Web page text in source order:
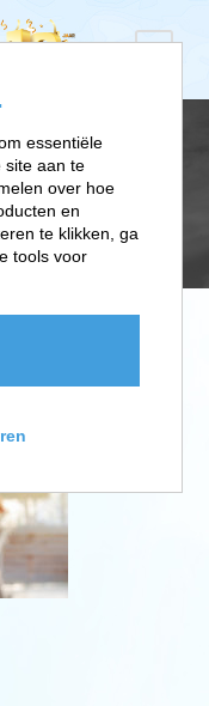
essentiële
site aan te
over hoe
en
te klikken, ga
tools voor